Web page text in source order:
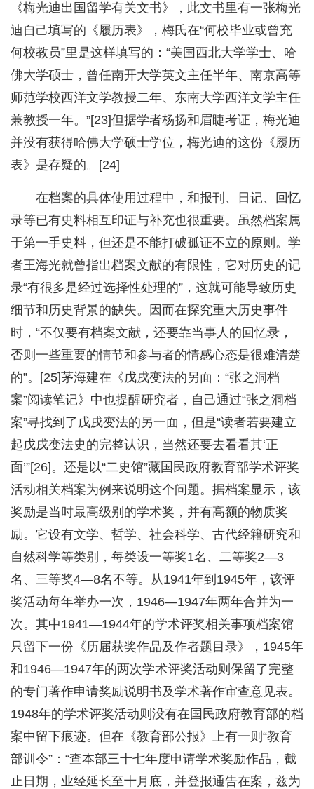
《梅光迪出国留学有关文书》，此文书里有一张梅光
迪自己填写的《履历表》，梅氏在“何校毕业或曾充
何校教员”里是这样填写的：“美国西北大学学士、哈
佛大学硕士，曾任南开大学英文主任半年、南京高等
师范学校西洋文学教授二年、东南大学西洋文学主任
兼教授一年。”[23]但据学者杨扬和眉睫考证，梅光迪
并没有获得哈佛大学硕士学位，梅光迪的这份《履历
表》是存疑的。[24]
在档案的具体使用过程中，和报刊、日记、回忆
录等已有史料相互印证与补充也很重要。虽然档案属
于第一手史料，但还是不能打破孤证不立的原则。学
者王海光就曾指出档案文献的有限性，它对历史的记
录“有很多是经过选择性处理的”，这就可能导致历史
细节和历史背景的缺失。因而在探究重大历史事件
时，“不仅要有档案文献，还要靠当事人的回忆录，
否则一些重要的情节和参与者的情感心态是很难清楚
的”。[25]茅海建在《戊戌变法的另面：“张之洞档
案”阅读笔记》中也提醒研究者，自己通过“张之洞档
案”寻找到了戊戌变法的另一面，但是“读者若要建立
起戊戌变法史的完整认识，当然还要去看看其‘正
面’”[26]。还是以“二史馆”藏国民政府教育部学术评奖
活动相关档案为例来说明这个问题。据档案显示，该
奖励是当时最高级别的学术奖，并有高额的物质奖
励。它设有文学、哲学、社会科学、古代经籍研究和
自然科学等类别，每类设一等奖1名、二等奖2—3
名、三等奖4—8名不等。从1941年到1945年，该评
奖活动每年举办一次，1946—1947年两年合并为一
次。其中1941—1944年的学术评奖相关事项档案馆
只留下一份《历届获奖作品及作者题目录》，1945年
和1946—1947年的两次学术评奖活动则保留了完整
的专门著作申请奖励说明书及学术著作审查意见表。
1948年的学术评奖活动则没有在国民政府教育部的档
案中留下痕迹。但在《教育部公报》上有一则“教育
部训令”：“查本部三十七年度申请学术奖励作品，截
止日期，业经延长至十月底，并登报通告在案，兹为